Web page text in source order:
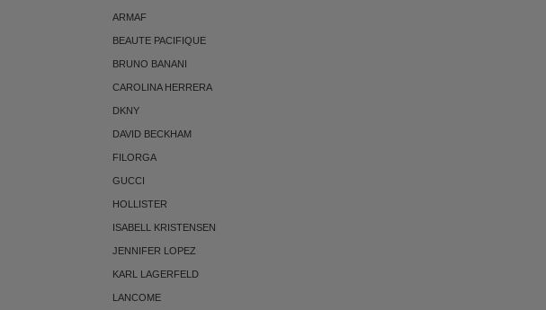
ARMAF
BEAUTE PACIFIQUE
BRUNO BANANI
CAROLINA HERRERA
DKNY
DAVID BECKHAM
FILORGA
GUCCI
HOLLISTER
ISABELL KRISTENSEN
JENNIFER LOPEZ
KARL LAGERFELD
LANCOME